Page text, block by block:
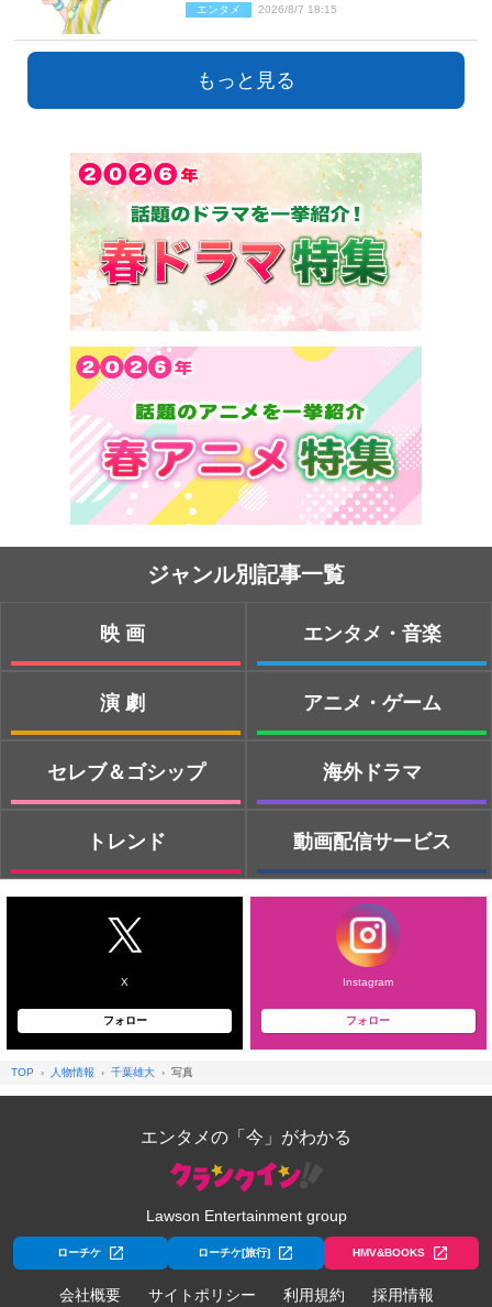
エンタメ 2026/8/7 18:15
もっと見る
ジャンル別記事一覧
映画
演劇
セレブ＆ゴシップ
トレンド
エンタメ・音楽
アニメ・ゲーム
海外ドラマ
動画配信サービス
X
フォロー
Instagram
フォロー
TOP 人物情報 千葉雄大 写真
エンタメの「今」がわかる
Lawson Entertainment group
ローチケ ローチケ[旅行] HMV&BOOKS
会社概要 サイトポリシー 利用規約 採用情報